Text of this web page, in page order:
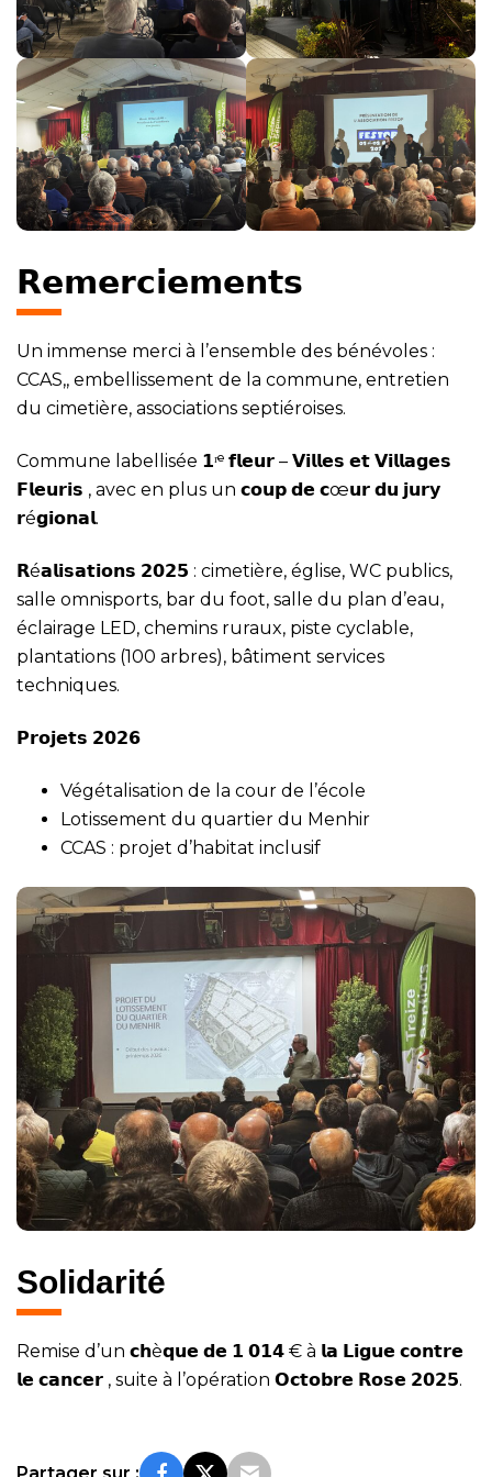
𝗥𝗲𝗺𝗲𝗿𝗰𝗶𝗲𝗺𝗲𝗻𝘁𝘀
Un immense merci à l’ensemble des bénévoles :
CCAS,, embellissement de la commune, entretien
du cimetière, associations septiéroises.
Commune labellisée 𝟭ʳᵉ 𝗳𝗹𝗲𝘂𝗿 – 𝗩𝗶𝗹𝗹𝗲𝘀 𝗲𝘁 𝗩𝗶𝗹𝗹𝗮𝗴𝗲𝘀
𝗙𝗹𝗲𝘂𝗿𝗶𝘀 , avec en plus un 𝗰𝗼𝘂𝗽 𝗱𝗲 𝗰œ𝘂𝗿 𝗱𝘂 𝗷𝘂𝗿𝘆
𝗿é𝗴𝗶𝗼𝗻𝗮𝗹.
𝗥é𝗮𝗹𝗶𝘀𝗮𝘁𝗶𝗼𝗻𝘀 𝟮𝟬𝟮𝟱 : cimetière, église, WC publics,
salle omnisports, bar du foot, salle du plan d’eau,
éclairage LED, chemins ruraux, piste cyclable,
plantations (100 arbres), bâtiment services
techniques.
𝗣𝗿𝗼𝗷𝗲𝘁𝘀 𝟮𝟬𝟮𝟲
Végétalisation de la cour de l’école
Lotissement du quartier du Menhir
CCAS : projet d’habitat inclusif
Solidarité
Remise d’un 𝗰𝗵è𝗾𝘂𝗲 𝗱𝗲 𝟭 𝟬𝟭𝟰 € à 𝗹𝗮 𝗟𝗶𝗴𝘂𝗲 𝗰𝗼𝗻𝘁𝗿𝗲
𝗹𝗲 𝗰𝗮𝗻𝗰𝗲𝗿 , suite à l’opération 𝗢𝗰𝘁𝗼𝗯𝗿𝗲 𝗥𝗼𝘀𝗲 𝟮𝟬𝟮𝟱.